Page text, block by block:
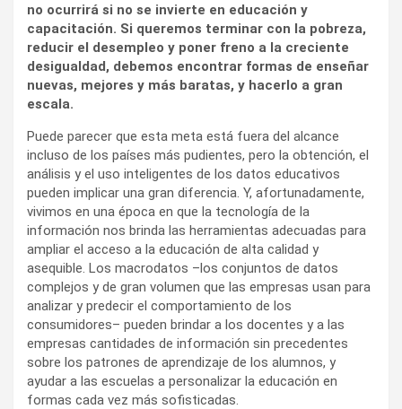
no ocurrirá si no se invierte en educación y
capacitación. Si queremos terminar con la pobreza,
reducir el desempleo y poner freno a la creciente
desigualdad, debemos encontrar formas de enseñar
nuevas, mejores y más baratas, y hacerlo a gran
escala.
Puede parecer que esta meta está fuera del alcance
incluso de los países más pudientes, pero la obtención, el
análisis y el uso inteligentes de los datos educativos
pueden implicar una gran diferencia. Y, afortunadamente,
vivimos en una época en que la tecnología de la
información nos brinda las herramientas adecuadas para
ampliar el acceso a la educación de alta calidad y
asequible. Los macrodatos –los conjuntos de datos
complejos y de gran volumen que las empresas usan para
analizar y predecir el comportamiento de los
consumidores– pueden brindar a los docentes y a las
empresas cantidades de información sin precedentes
sobre los patrones de aprendizaje de los alumnos, y
ayudar a las escuelas a personalizar la educación en
formas cada vez más sofisticadas.